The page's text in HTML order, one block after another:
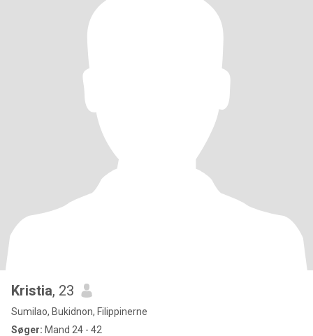
Kristia, 23
Sumilao, Bukidnon, Filippinerne
Søger: Mand 24 - 42